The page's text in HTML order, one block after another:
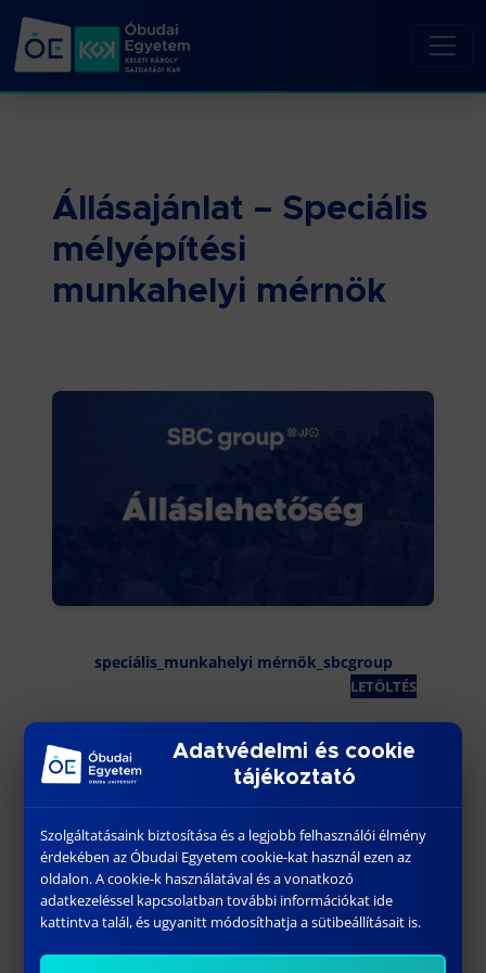
Állásajánlat – Speciális
mélyépítési
munkahelyi mérnök
speciális_munkahelyi mérnök_sbcgroup
LETÖLTÉS
További híreink
Adatvédelmi és cookie
tájékoztató
Szolgáltatásaink biztosítása és a legjobb felhasználói élmény
érdekében az Óbudai Egyetem cookie-kat használ ezen az
oldalon. A cookie-k használatával és a vonatkozó
adatkezeléssel kapcsolatban további információkat ide
kattintva talál, és ugyanitt módosíthatja a sütibeállításait is.